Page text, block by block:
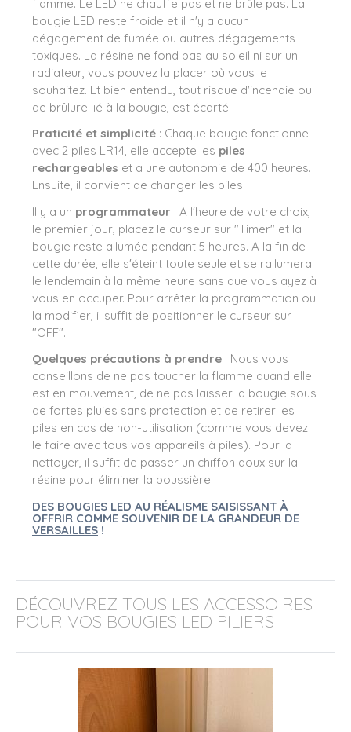
flamme. Le LED ne chauffe pas et ne brûle pas. La
bougie LED reste froide et il n'y a aucun
dégagement de fumée ou autres dégagements
toxiques. La résine ne fond pas au soleil ni sur un
radiateur, vous pouvez la placer où vous le
souhaitez. Et bien entendu, tout risque d'incendie ou
de brûlure lié à la bougie, est écarté.
Praticité et simplicité : Chaque bougie fonctionne
avec 2 piles LR14, elle accepte les piles
rechargeables et a une autonomie de 400 heures.
Ensuite, il convient de changer les piles.
Il y a un programmateur : A l'heure de votre choix,
le premier jour, placez le curseur sur "Timer" et la
bougie reste allumée pendant 5 heures. A la fin de
cette durée, elle s'éteint toute seule et se rallumera
le lendemain à la même heure sans que vous ayez à
vous en occuper. Pour arrêter la programmation ou
la modifier, il suffit de positionner le curseur sur
"OFF".
Quelques précautions à prendre : Nous vous
conseillons de ne pas toucher la flamme quand elle
est en mouvement, de ne pas laisser la bougie sous
de fortes pluies sans protection et de retirer les
piles en cas de non-utilisation (comme vous devez
le faire avec tous vos appareils à piles). Pour la
nettoyer, il suffit de passer un chiffon doux sur la
résine pour éliminer la poussière.
DES BOUGIES LED AU RÉALISME SAISISSANT À
OFFRIR COMME SOUVENIR DE LA GRANDEUR DE
VERSAILLES !
DÉCOUVREZ TOUS LES ACCESSOIRES
POUR VOS BOUGIES LED PILIERS